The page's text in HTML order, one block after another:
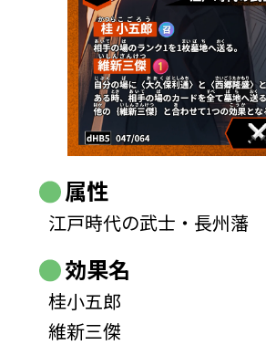
属性
江戸時代の武士・長州藩
効果名
桂小五郎
維新三傑